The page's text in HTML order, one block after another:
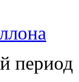
период